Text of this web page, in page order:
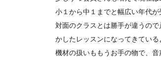
小１から中１までと幅広い年代が
対面のクラスとは勝手が違うの
かしたレッスンになってきている
機材の扱いももうお手の物で、